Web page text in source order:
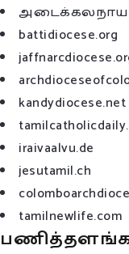
battidiocese.org
kandydiocese.net
iraivaalvu.de
jesutamil.ch
tamilnewlife.com